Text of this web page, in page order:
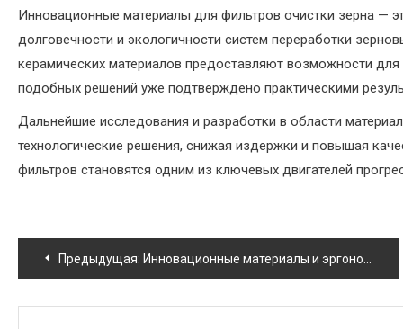
Инновационные материалы для фильтров очистки зерна —
долговечности и экологичности систем переработки
керамических материалов предоставляют возможности
подобных решений уже подтверждено практическими
Дальнейшие исследования и разработки в области
технологические решения, снижая издержки и повышая
фильтров становятся одним из ключевых двигателей
Навигация
по
Предыдущая: Инновационные материалы и эргономика: как выбрать сиденье оператора для долгосрочного комфорта